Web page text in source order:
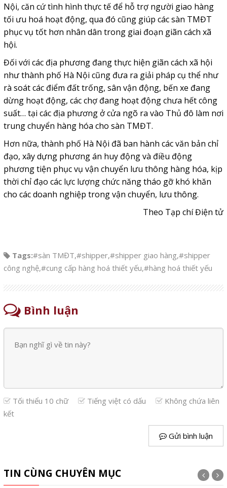
Nội, căn cứ tình hình thực tế để hỗ trợ người giao hàng
tối ưu hoá hoạt động, qua đó cũng giúp các sàn TMĐT
phục vụ tốt hơn nhân dân trong giai đoạn giãn cách xã
hội.
Đối với các địa phương đang thực hiện giãn cách xã hội
như thành phố Hà Nội cũng đưa ra giải pháp cụ thể như
rà soát các điểm đất trống, sân vận động, bến xe đang
dừng hoạt động, các chợ đang hoạt động chưa hết công
suất… tại các địa phương ở cửa ngõ ra vào Thủ đô làm nơi
trung chuyển hàng hóa cho sàn TMĐT.
Hơn nữa, thành phố Hà Nội đã ban hành các văn bản chỉ
đạo, xây dựng phương án huy động và điều động
phương tiện phục vụ vận chuyển lưu thông hàng hóa, kịp
thời chỉ đạo các lực lượng chức năng tháo gỡ khó khăn
cho các doanh nghiệp trong vận chuyển, lưu thông.
Theo Tạp chí Điện tử
Tags:#sàn TMĐT,#shipper,#shipper giao hàng,#shipper
công nghệ,#cung cấp hàng hoá thiết yếu,#hàng hoá thiết yếu
Bình luận
Tối thiểu 10 chữ Tiếng việt có dấu
Không chứa liên
kết
Gửi bình luận
TIN CÙNG CHUYÊN MỤC